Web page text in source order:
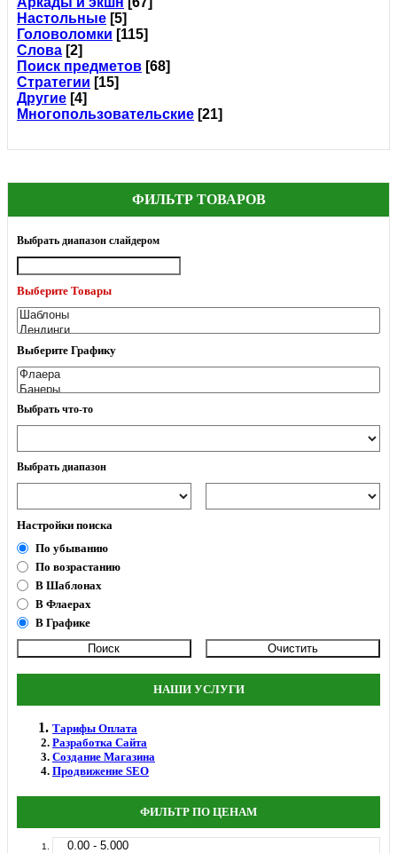
Настольные [5]
Головоломки [115]
Слова [2]
Поиск предметов [68]
Стратегии [15]
Другие [4]
Многопользовательские [21]
ФИЛЬТР ТОВАРОВ
Выбрать диапазон слайдером
Выберите Товары
Выберите Графику
Выбрать что-то
Выбрать диапазон
Настройки поиска
По убыванию
По возрастанию
В Шаблонах
В Флаерах
В Графике
НАШИ УСЛУГИ
Тарифы Оплата
Разработка Сайта
Создание Магазина
Продвижение SEO
ФИЛЬТР ПО ЦЕНАМ
0.00 - 5.000